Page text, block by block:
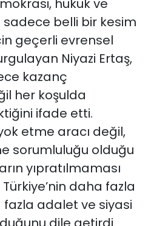
belli bir kesim
geçerli evrensel
Niyazi Ertaş,
kazanç
her koşulda
ifade etti.
etme aracı değil,
sorumluluğu olduğu
yıpratılmaması
daha fazla
adalet ve siyasi